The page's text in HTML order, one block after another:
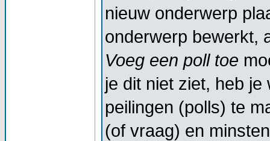
nieuw onderwerp
onderwerp bewerkt,
Voeg een poll toe
je dit niet ziet, heb
peilingen (polls) te
(of vraag) en